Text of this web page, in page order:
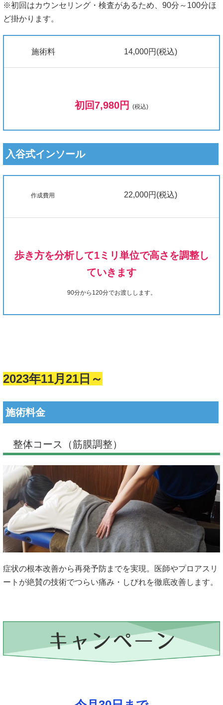
※初回はカウンセリング・検査があるため、90分～100分ほ
ど掛かります。
施術料 14,000円(税込)
初回7,980円 (税込)
入谷式インソール
作成費用 22,000円(税込)
歩き方を分析して1ミリ単位で高さを調整し
ていきます
90分から120分でお渡しします。
2023年11月21日～
施術料金
整体コース（筋膜調整）
症状の根本改善から再発予防までを実現。医師やプロアスリ
ートが絶賛の技術でつらい痛み・しびれを徹底改善します。